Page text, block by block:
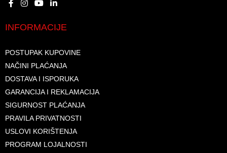
INFORMACIJE
POSTUPAK KUPOVINE
NAČINI PLAĆANJA
DOSTAVA I ISPORUKA
GARANCIJA I REKLAMACIJA
SIGURNOST PLAĆANJA
PRAVILA PRIVATNOSTI
USLOVI KORIŠTENJA
PROGRAM LOJALNOSTI